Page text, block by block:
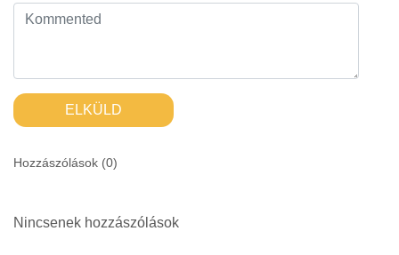
ELKÜLD
Hozzászólások (0)
Nincsenek hozzászólások